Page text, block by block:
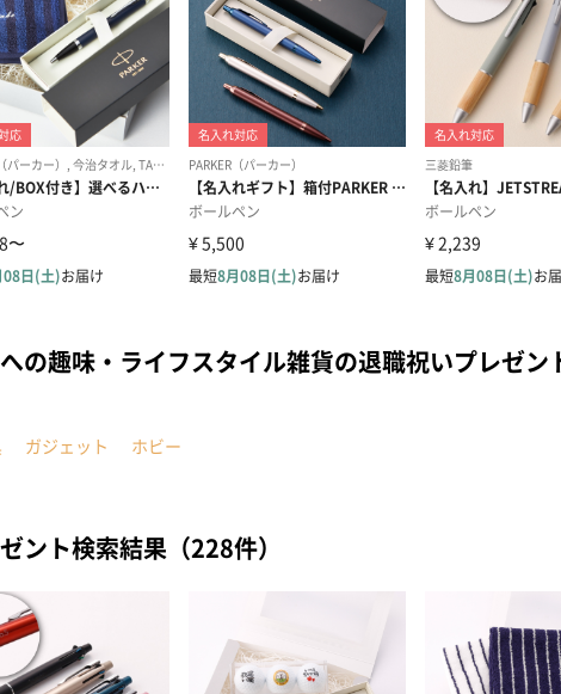
の趣味・ライフスタイル雑貨の退職祝いプレゼ
ガジェット ホビー
ント検索結果（228件）